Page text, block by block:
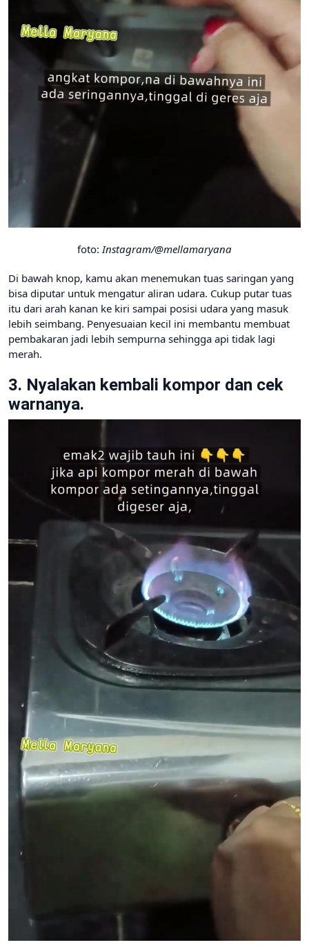
foto:Instagram/@mellamaryana
Di bawah knop, kamu akan menemukan tuas saringan yang
bisa diputar untuk mengatur aliran udara. Cukup putar tuas
itu dari arah kanan ke kiri sampai posisi udara yang masuk
lebih seimbang. Penyesuaian kecil ini membantu membuat
pembakaran jadi lebih sempurna sehingga api tidak lagi
merah.
3. Nyalakan kembali kompor dan cek
warnanya.